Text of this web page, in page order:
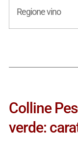
Regione vino
Colline
verde: